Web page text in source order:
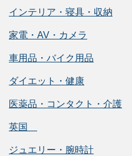
インテリア・寝具・収納
家電・AV・カメラ
車用品・バイク用品
ダイエット・健康
医薬品・コンタクト・介護
英国
ジュエリー・腕時計